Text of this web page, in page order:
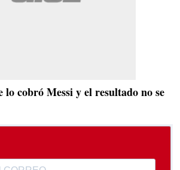
cobró Messi y el resultado no se